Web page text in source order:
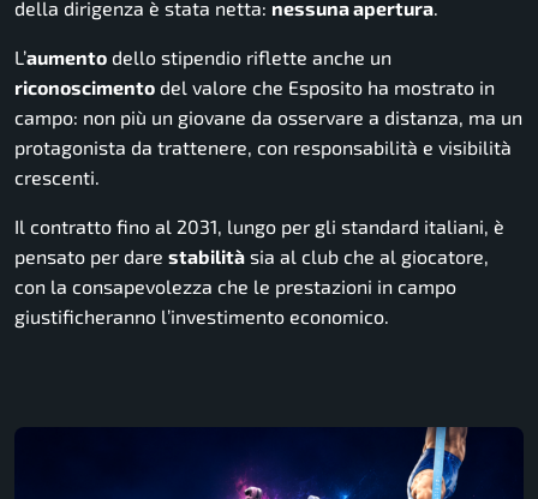
della dirigenza è stata netta: nessuna apertura.
L’aumento dello stipendio riflette anche un
riconoscimento del valore che Esposito ha mostrato in
campo: non più un giovane da osservare a distanza, ma un
protagonista da trattenere, con responsabilità e visibilità
crescenti.
Il contratto fino al 2031, lungo per gli standard italiani, è
pensato per dare stabilità sia al club che al giocatore,
con la consapevolezza che le prestazioni in campo
giustificheranno l’investimento economico.